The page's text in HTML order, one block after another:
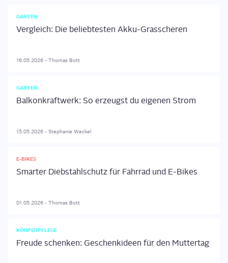
GARTEN
Vergleich: Die beliebtesten Akku-Grasscheren
16.05.2026 - Thomas Bott
GARTEN
Balkonkraftwerk: So erzeugst du eigenen Strom
15.05.2026 - Stephanie Weckel
E-BIKES
Smarter Diebstahlschutz für Fahrrad und E-Bikes
01.05.2026 - Thomas Bott
KÖRPERPFLEGE
Freude schenken: Geschenkideen für den Muttertag